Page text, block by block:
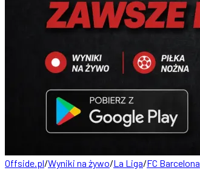
Offside.pl/Wyniki na żywo/La Liga/FC Barcelona